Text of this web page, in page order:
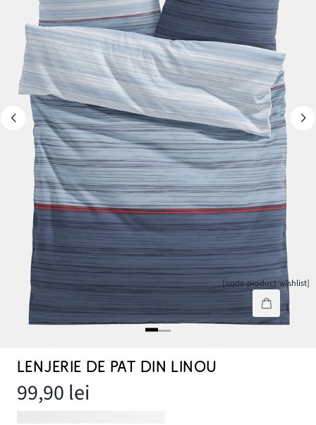
[node-product-wishlist]
LENJERIE DE PAT DIN LINOU
99,90 lei